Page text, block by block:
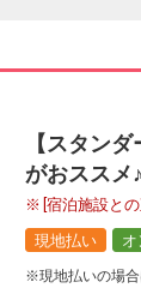
【スタン
がおススメ♪
[宿泊施設と
現地払い
※現地払いの場合